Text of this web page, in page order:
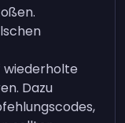
wiederholte
Dazu